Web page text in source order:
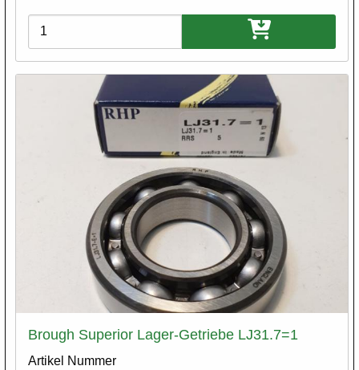
Varianten
Brough Superior Lager-Getriebe LJ31.7=1
Artikel Nummer